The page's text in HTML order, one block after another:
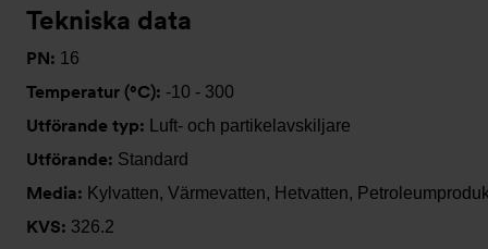
Tekniska data
PN: 16
Temperatur (°C): -10 - 300
Utförande typ: Luft- och partikelavskiljare
Utförande: Standard
Media: Kylvatten, Värmevatten, Hetvatten,
KVS: 326.2